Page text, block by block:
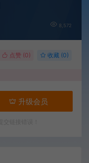
8,572
点赞 (0) 收藏 (0)
升级会员